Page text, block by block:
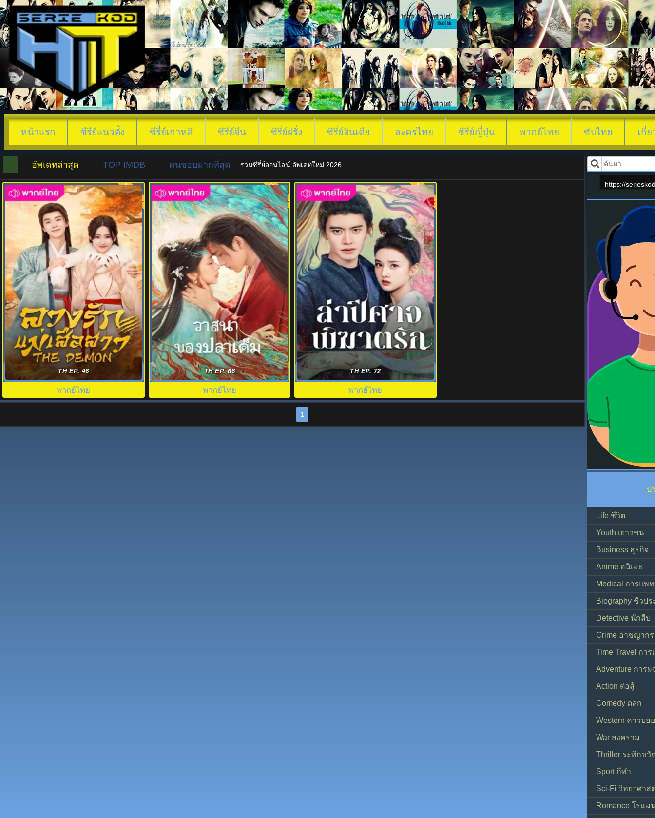
ดูซีรี่ย์ The-
หน้าแรก ซีรีย์แนวตั้ง ซีรี่ย์เกาหลี ซีรี่ย์จีน ซีรี่ย์ฝรั่ง ซีรี่ย์อินเดีย ละครไทย ซีรี่ย์ญี่ปุ่น พากย์ไทย ซับไทย เกี่ย
อัพเดทล่าสุด TOP IMDB คนชอบมากที่สุด รวมซีรี่ย์ออนไลน์ อัพเดทใหม่ 2026
The Demon พากย์ไทย (2025) ลวงรักแม่
เสือสาว EP.1-23 (จบ)
8.0 พากย์ไทย
TH EP. 46
พากย์ไทย
วาสนาของปลาเค็ม When Destiny Brings
the Demon พากย์ไทย
8.0 พากย์ไทย
TH EP. 66
พากย์ไทย
ล่าปีศาจพิฆาตรัก The Demon Hunter’s
Romance พากย์ไทย EP1-36
7.0 พากย์ไทย
TH EP. 72
พากย์ไทย
1
https://
ป
Life ชีวิต
Youth เยาวชน
Business ธุรกิจ
Anime อนิเมะ
Medical การแพ
Biography ชีวปร
Detective นักสืบ
Crime อาชญาก
Time Travel กา
Adventure การ
Action ต่อสู้
Comedy ตลก
Western คาวบอ
War สงคราม
Thriller ระทึกขวั
Sport กีฬา
Sci-Fi วิทยาศาส
Romance โรแม